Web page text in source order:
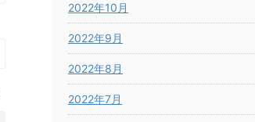
2022年10月
2022年9月
2022年8月
2022年7月